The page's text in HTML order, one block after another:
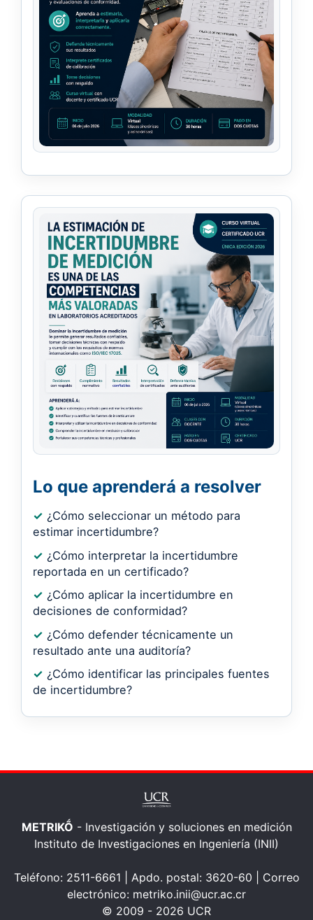
Lo que aprenderá a resolver
✓ ¿Cómo seleccionar un método para
estimar incertidumbre?
✓ ¿Cómo interpretar la incertidumbre
reportada en un certificado?
✓ ¿Cómo aplicar la incertidumbre en
decisiones de conformidad?
✓ ¿Cómo defender técnicamente un
resultado ante una auditoría?
✓ ¿Cómo identificar las principales fuentes
de incertidumbre?
METRIKṌ - Investigación y soluciones en medición
Instituto de Investigaciones en Ingeniería (INII)
Teléfono: 2511-6661 | Apdo. postal: 3620-60 | Correo
electrónico: metriko.inii@ucr.ac.cr
© 2009 - 2026 UCR